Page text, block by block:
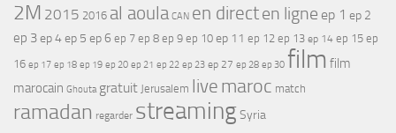
2M 2015 2016 al aoula CAN en directen ligne ep 1 ep 2
ep 3ep 4ep 5 ep 6 ep 7 ep 8 ep 9 ep 10 ep 11 ep 12 ep 13 ep 14 ep 15 ep
16 ep 17 ep 18 ep 19 ep 20 ep 21 ep 22 ep 23 ep 27 ep 28 ep 30 film film
marocain Ghouta gratuit Jerusalem live maroc match
ramadan regarder streamingSyria